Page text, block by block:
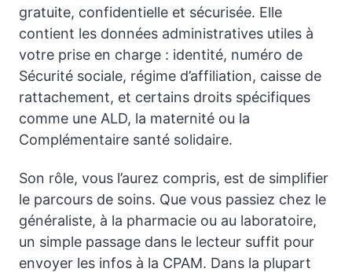
gratuite, confidentielle et sécurisée. Elle
contient les données administratives utiles à
votre prise en charge : identité, numéro de
Sécurité sociale, régime d’affiliation, caisse de
rattachement, et certains droits spécifiques
comme une ALD, la maternité ou la
Complémentaire santé solidaire.
Son rôle, vous l’aurez compris, est de simplifier
le parcours de soins. Que vous passiez chez le
généraliste, à la pharmacie ou au laboratoire,
un simple passage dans le lecteur suffit pour
envoyer les infos à la CPAM. Dans la plupart